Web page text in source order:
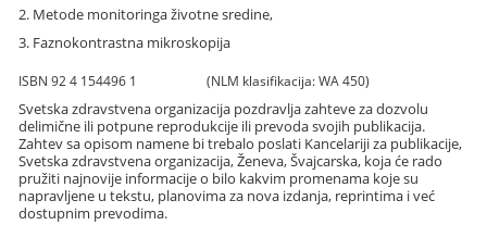
2. Metode monitoringa životne sredine,
3. Faznokontrastna mikroskopija
ISBN 92 4 154496 1 (NLM klasifikacija: WA 450)
Svetska zdravstvena organizacija pozdravlja zahteve za dozvolu
delimične ili potpune reprodukcije ili prevoda svojih publikacija.
Zahtev sa opisom namene bi trebalo poslati Kancelariji za publikacije,
Svetska zdravstvena organizacija, Ženeva, Švajcarska, koja će rado
pružiti najnovije informacije o bilo kakvim promenama koje su
napravljene u tekstu, planovima za nova izdanja, reprintima i već
dostupnim prevodima.